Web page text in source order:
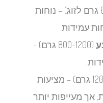
800 גרם לזוג) – נוחות
עמידות.
(800-1200 גרם) –
(מעל 1200 גרם) – מציעות
מעייפות יותר